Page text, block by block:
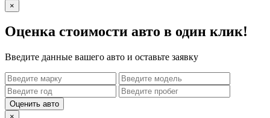
×
Оценка стоимости авто в один клик!
Введите данные вашего авто и оставьте заявку
Оценить авто